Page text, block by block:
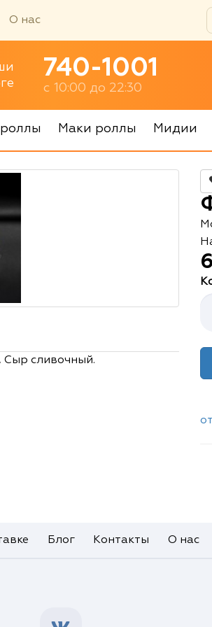
О нас
740-1001
с 10:00 до 22:30
Маки роллы Мидии
Сыр сливочный.
Блог Контакты О нас